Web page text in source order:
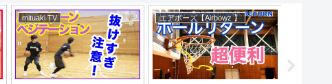
mituaki TV エアボーズ【Airbowz 】